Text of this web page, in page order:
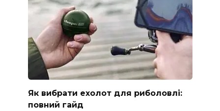
Як вибрати ехолот для риболовлі:
повний гайд